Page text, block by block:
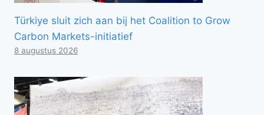
Türkiye sluit zich aan bij het Coalition to Grow
Carbon Markets-initiatief
8 augustus 2026